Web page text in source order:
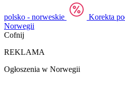
polsko - norweskie Korekta
Norwegii
Cofnij
REKLAMA
Ogłoszenia w Norwegii